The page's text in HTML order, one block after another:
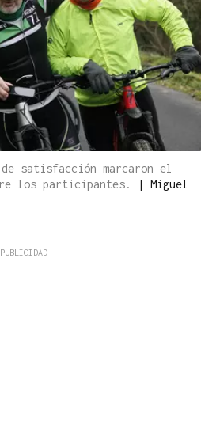
satisfacción marcaron el
los participantes.
| Miguel